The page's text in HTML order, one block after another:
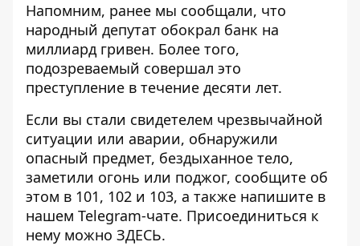
Напомним, ранее мы сообщали, что
народный депутат обокрал банк на
миллиард гривен. Более того,
подозреваемый совершал это
преступление в течение десяти лет.
Если вы стали свидетелем чрезвычайной
ситуации или аварии, обнаружили
опасный предмет, бездыханное тело,
заметили огонь или поджог, сообщите об
этом в 101, 102 и 103, а также напишите в
нашем Telegram-чате. Присоединиться к
нему можно ЗДЕСЬ.